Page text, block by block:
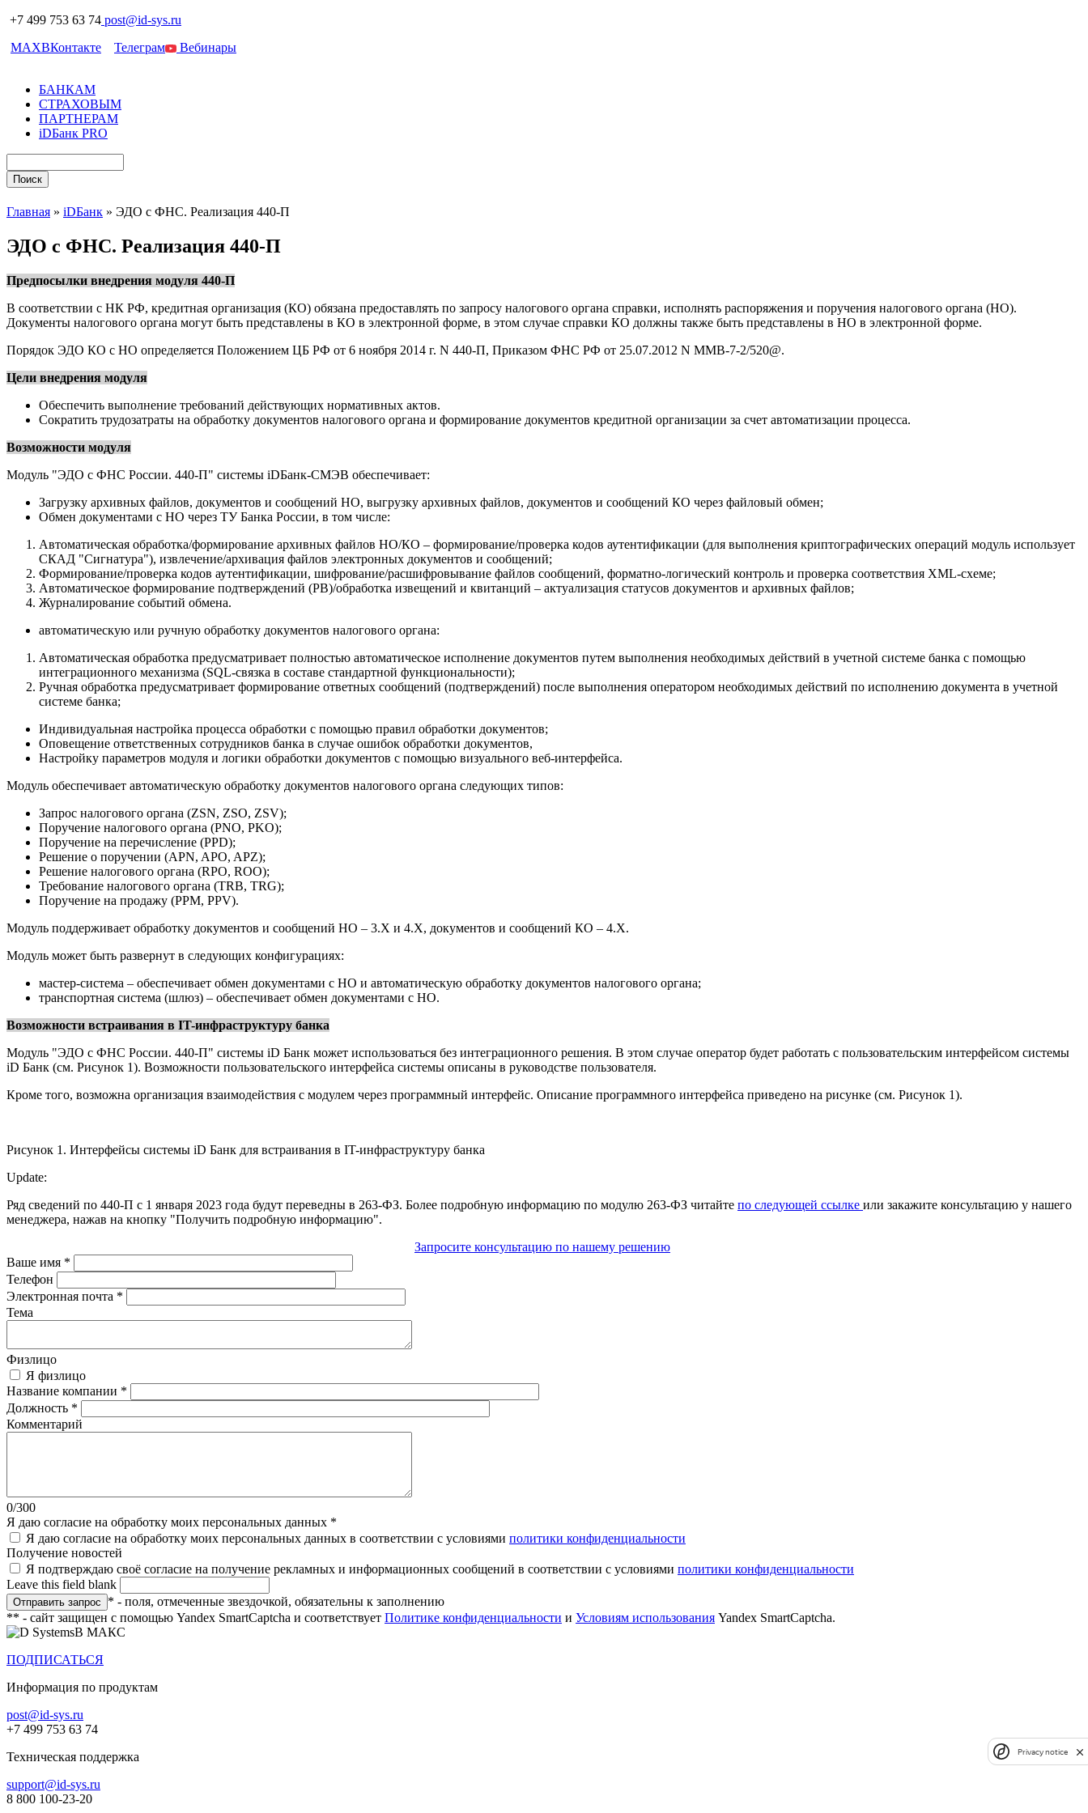
+7 499 753 63 74 post@id-sys.ru
MAXВКонтакте Телеграм Вебинары
БАНКАМ
СТРАХОВЫМ
ПАРТНЕРАМ
iDБанк PRO
Главная » iDБанк » ЭДО с ФНС. Реализация 440-П
ЭДО с ФНС. Реализация 440-П
Предпосылки внедрения модуля 440-П
В соответствии с НК РФ, кредитная организация (КО) обязана предоставлять по запросу налогового органа справки, исполнять распоряжения и поручения налогового органа (НО).
Документы налогового органа могут быть представлены в КО в электронной форме, в этом случае справки КО должны также быть представлены в НО в электронной форме.
Порядок ЭДО КО с НО определяется Положением ЦБ РФ от 6 ноября 2014 г. N 440-П, Приказом ФНС РФ от 25.07.2012 N ММВ-7-2/520@.
Цели внедрения модуля
Обеспечить выполнение требований действующих нормативных актов.
Сократить трудозатраты на обработку документов налогового органа и формирование документов кредитной организации за счет автоматизации процесса.
Возможности модуля
Модуль "ЭДО с ФНС России. 440-П" системы iDБанк-СМЭВ обеспечивает:
Загрузку архивных файлов, документов и сообщений НО, выгрузку архивных файлов, документов и сообщений КО через файловый обмен;
Обмен документами с НО через ТУ Банка России, в том числе:
Автоматическая обработка/формирование архивных файлов НО/КО – формирование/проверка кодов аутентификации (для выполнения криптографических операций модуль использует
СКАД "Сигнатура"), извлечение/архивация файлов электронных документов и сообщений;
Формирование/проверка кодов аутентификации, шифрование/расшифровывание файлов сообщений, форматно-логический контроль и проверка соответствия XML-схеме;
Автоматическое формирование подтверждений (PB)/обработка извещений и квитанций – актуализация статусов документов и архивных файлов;
Журналирование событий обмена.
автоматическую или ручную обработку документов налогового органа:
Автоматическая обработка предусматривает полностью автоматическое исполнение документов путем выполнения необходимых действий в учетной системе банка с помощью
интеграционного механизма (SQL-связка в составе стандартной функциональности);
Ручная обработка предусматривает формирование ответных сообщений (подтверждений) после выполнения оператором необходимых действий по исполнению документа в учетной
системе банка;
Индивидуальная настройка процесса обработки с помощью правил обработки документов;
Оповещение ответственных сотрудников банка в случае ошибок обработки документов,
Настройку параметров модуля и логики обработки документов с помощью визуального веб-интерфейса.
Модуль обеспечивает автоматическую обработку документов налогового органа следующих типов:
Запрос налогового органа (ZSN, ZSO, ZSV);
Поручение налогового органа (PNO, PKO);
Поручение на перечисление (PPD);
Решение о поручении (APN, APO, APZ);
Решение налогового органа (RPO, ROO);
Требование налогового органа (TRB, TRG);
Поручение на продажу (PPM, PPV).
Модуль поддерживает обработку документов и сообщений НО – 3.X и 4.X, документов и сообщений КО – 4.X.
Модуль может быть развернут в следующих конфигурациях:
мастер-система – обеспечивает обмен документами с НО и автоматическую обработку документов налогового органа;
транспортная система (шлюз) – обеспечивает обмен документами с НО.
Возможности встраивания в IT-инфраструктуру банка
Модуль "ЭДО с ФНС России. 440-П" системы iD Банк может использоваться без интеграционного решения. В этом случае оператор будет работать с пользовательским интерфейсом системы
iD Банк (см. Рисунок 1). Возможности пользовательского интерфейса системы описаны в руководстве пользователя.
Кроме того, возможна организация взаимодействия с модулем через программный интерфейс. Описание программного интерфейса приведено на рисунке (см. Рисунок 1).
Рисунок 1. Интерфейсы системы iD Банк для встраивания в IT-инфраструктуру банка
Update:
Ряд сведений по 440-П с 1 января 2023 года будут переведны в 263-ФЗ. Более подробную информацию по модулю 263-ФЗ читайте по следующей ссылке или закажите консультацию у нашего
менеджера, нажав на кнопку "Получить подробную информацию".
Запросите консультацию по нашему решению
Ваше имя *
Телефон
Электронная почта *
Тема
Физлицо
Я физлицо
Название компании *
Должность *
Комментарий
0/300
Я даю согласие на обработку моих персональных данных *
Я даю согласие на обработку моих персональных данных в соответствии с условиями политики конфиденциальности
Получение новостей
Я подтверждаю своё согласие на получение рекламных и информационных сообщений в соответствии с условиями политики конфиденциальности
Leave this field blank
* - поля, отмеченные звездочкой, обязательны к заполнению
** - сайт защищен с помощью Yandex SmartCaptcha и соответствует Политике конфиденциальности и Условиям использования Yandex SmartCaptcha.
В МАКС
ПОДПИСАТЬСЯ
Информация по продуктам
post@id-sys.ru
+7 499 753 63 74
Техническая поддержка
support@id-sys.ru
8 800 100-23-20
Privacy notice